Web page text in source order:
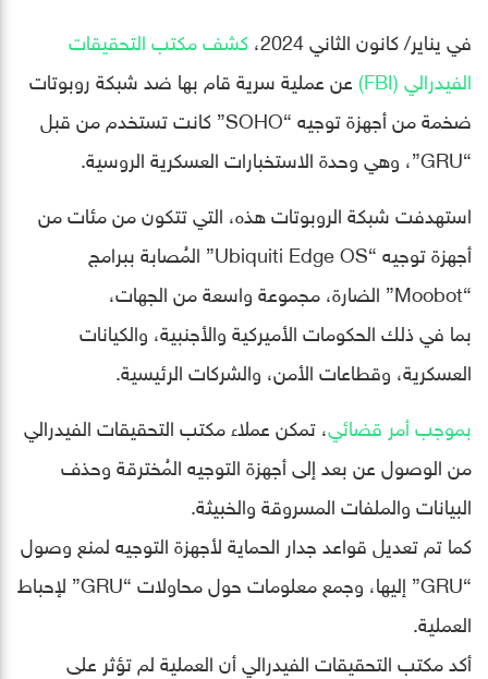
في يناير/ كانون الثاني 2024،
كشف مكتب التحقيقات
الفيدرالي (FBI)
عن عملية سرية قام بها ضد شبكة روبوتات
ضخمة من أجهزة توجيه “SOHO” كانت تستخدم من قبل
“GRU”، وهي وحدة الاستخبارات العسكرية الروسية.
استهدفت شبكة الروبوتات هذه، التي تتكون من مئات من
أجهزة توجيه “Ubiquiti Edge OS” المُصابة ببرامج
“Moobot” الضارة، مجموعة واسعة من الجهات،
بما في ذلك الحكومات الأميركية والأجنبية، والكيانات
العسكرية، وقطاعات الأمن، والشركات الرئيسية.
بموجب أمر قضائي، تمكن عملاء مكتب التحقيقات الفيدرالي
من الوصول عن بعد إلى أجهزة التوجيه المُخترقة وحذف
البيانات والملفات المسروقة والخبيثة.
كما تم تعديل قواعد جدار الحماية لأجهزة التوجيه لمنع وصول
“GRU” إليها، وجمع معلومات حول محاولات “GRU” لإحباط
العملية.
أكد مكتب التحقيقات الفيدرالي أن العملية لم تؤثر على